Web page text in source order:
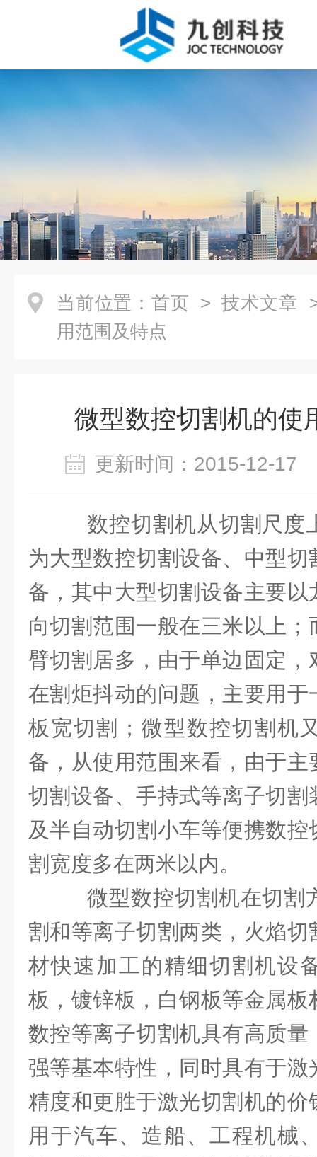
当前位置： 首页 > 技术文章
用范围及特点
微型数控切割机的使
更新时间：2015-12-
数控切割机从切割尺度
为大型数控切割设备、中型
备，其中大型切割设备主要
向切割范围一般在三米以上
臂切割居多，由于单边固定
在割炬抖动的问题，主要用
板宽切割；微型数控切割机
备，从使用范围来看，由于
切割设备、手持式等离子切
及半自动切割小车等便携数
割宽度多在两米以内。
微型数控切割机在切割
割和等离子切割两类，火焰
材快速加工的精细切割机设
板，镀锌板，白钢板等金属
数控等离子切割机具有高质
强等基本特性，同时具有于
精度和更胜于激光切割机的
用于汽车、造船、工程机械